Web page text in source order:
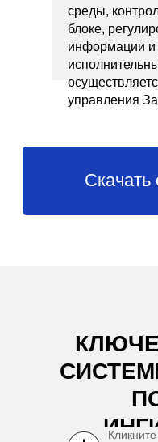
среды,
блоке,
информации и
управления